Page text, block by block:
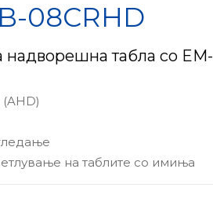
08CRHD
надворешна табла со EM-
(AHD)
на таблите со имиња